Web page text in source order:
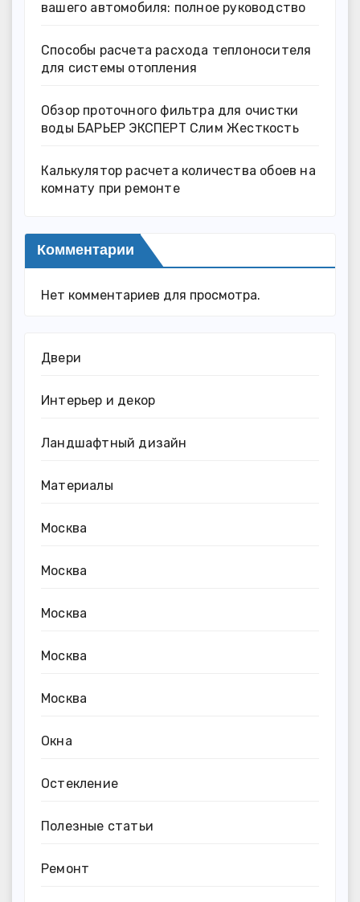
вашего автомобиля: полное руководство
Способы расчета расхода теплоносителя
для системы отопления
Обзор проточного фильтра для очистки
воды БАРЬЕР ЭКСПЕРТ Слим Жесткость
Калькулятор расчета количества обоев на
комнату при ремонте
Комментарии
Нет комментариев для просмотра.
Двери
Интерьер и декор
Ландшафтный дизайн
Материалы
Москва
Москва
Москва
Москва
Москва
Окна
Остекление
Полезные статьи
Ремонт